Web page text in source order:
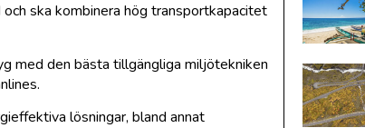
ska kombinera hög transportkapacitet
med den bästa tillgängliga miljötekniken
lösningar, bland annat